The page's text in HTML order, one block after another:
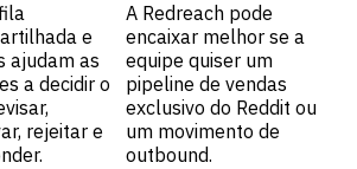
e
ajudam as
a decidir o
rejeitar e
A Redreach pode
encaixar melhor se a
equipe quiser um
pipeline de vendas
exclusivo do Reddit ou
um movimento de
outbound.